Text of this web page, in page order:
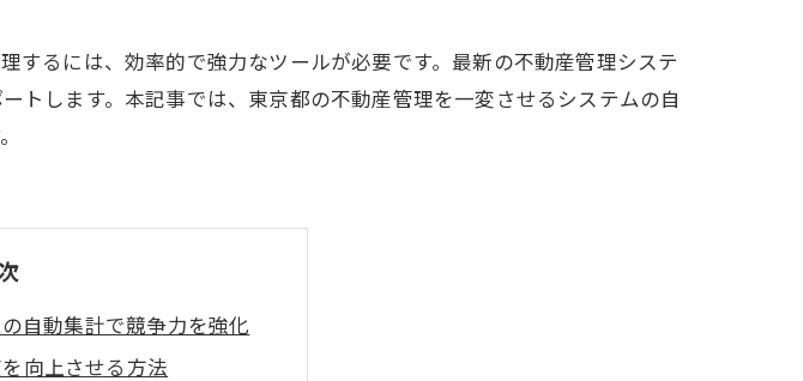
するには、効率的で強力なツールが必要です。最新の不動産管理システ
トします。本記事では、東京都の不動産管理を一変させるシステムの自
自動集計で競争力を強化
向上させる方法